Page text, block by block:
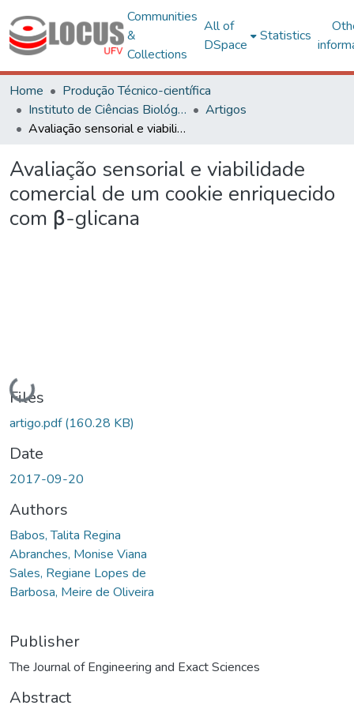
Communities
&
Collections
All of
DSpace
Statistics
Home
Produção Técnico-científica
Instituto de Ciências Biológicas e da Saúde – CRP
Artigos
Avaliação sensorial e viabilidade comercial de um cookie enriquecido com β-glicana
Avaliação sensorial e viabilidade
comercial de um cookie enriquecido
com β-glicana
Loading...
Files
artigo.pdf(160.28 KB)
Date
2017-09-20
Authors
Babos, Talita Regina
Abranches, Monise Viana
Sales, Regiane Lopes de
Barbosa, Meire de Oliveira
Publisher
The Journal of Engineering and Exact Sciences
Abstract